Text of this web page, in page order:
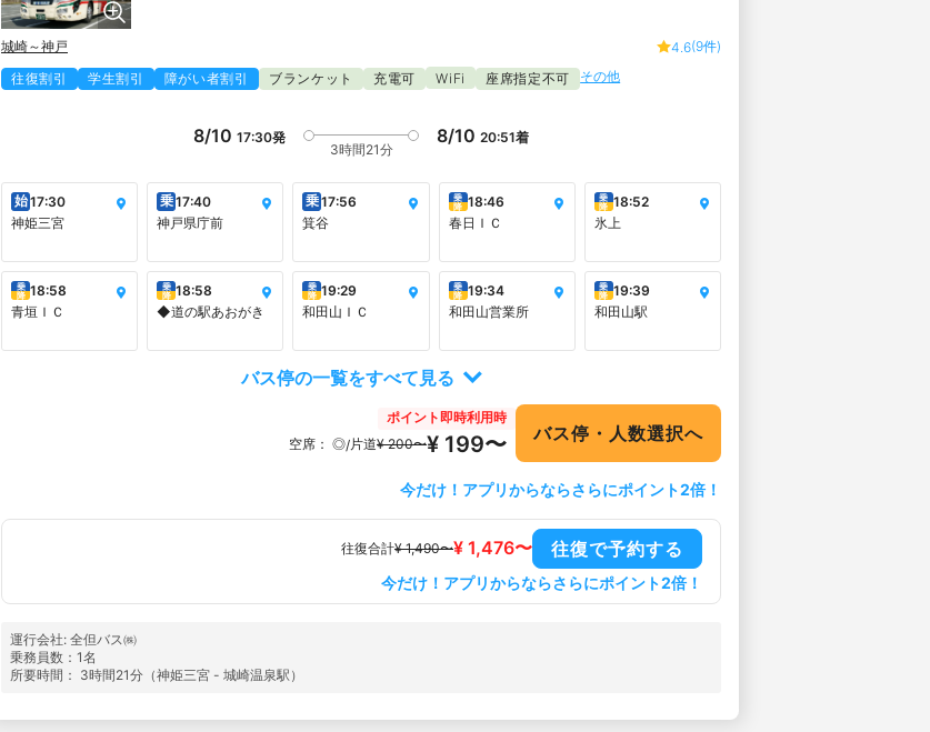
城崎～神戸 4.6(9件)
往復割引
学生割引 障がい者割引 ブランケット 充電可 WiFi 座席指定不可 その他
8/10 17:30発
3時間21分
8/10 20:51着
始17:30
神姫三宮
乗17:40
神戸県庁前
乗17:56
箕谷
乗
降 18:46
春日ＩＣ
乗
降 18:52
氷上
乗
降 18:58
青垣ＩＣ
乗
降 18:58
◆道の駅あおがき
乗
降 19:29
和田山ＩＣ
乗
降 19:34
和田山営業所
乗
降 19:39
和田山駅
バス停の一覧をすべて見る
ポイント即時利用時
空席： ◎/片道¥ 200〜¥ 199〜 バス停・人数選択へ
今だけ！アプリからならさらにポイント2倍！
往復合計¥ 1,490〜¥ 1,476〜 往復で予約する
今だけ！アプリからならさらにポイント2倍！
運行会社: 全但バス㈱
乗務員数：1名
所要時間： 3時間21分（神姫三宮 - 城崎温泉駅）